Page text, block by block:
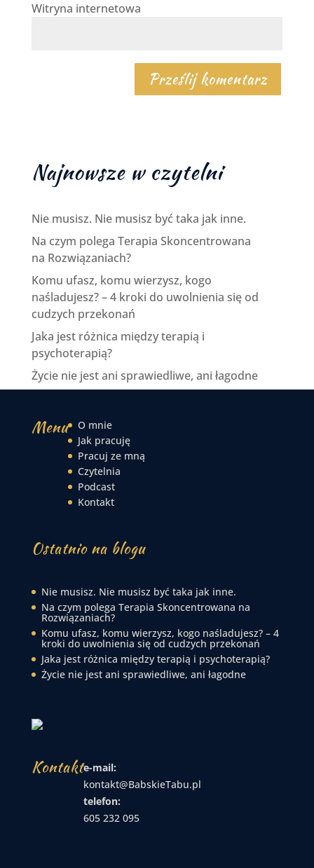
Witryna internetowa
Najnowsze w czytelni
Nie musisz. Nie musisz być taka jak inne.
Na czym polega Terapia Skoncentrowana
na Rozwiązaniach?
Komu ufasz, komu wierzysz, kogo
naśladujesz? – 4 kroki do uwolnienia się od
cudzych przekonań
Jaka jest różnica między terapią i
psychoterapią?
Życie nie jest ani sprawiedliwe, ani łagodne
Menu
O mnie
Jak pracuję
Pracuj ze mną
Czytelnia
Podcast
Kontakt
Ostatnio na blogu
Nie musisz. Nie musisz być taka jak inne.
Na czym polega Terapia Skoncentrowana na
Rozwiązaniach?
Komu ufasz, komu wierzysz, kogo naśladujesz? – 4
kroki do uwolnienia się od cudzych przekonań
Jaka jest różnica między terapią i psychoterapią?
Życie nie jest ani sprawiedliwe, ani łagodne
Kontakte-mail:
kontakt@BabskieTabu.pl
telefon:
605 232 095